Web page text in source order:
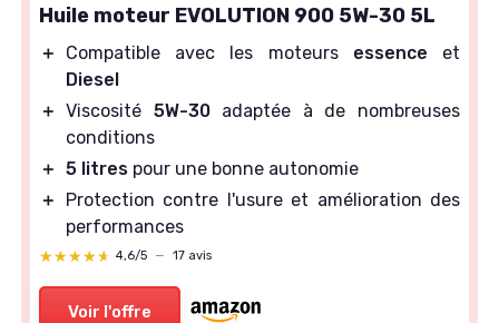
Huile moteur EVOLUTION 900 5W-30 5L
＋ Compatible avec les moteurs essence et
Diesel
＋ Viscosité 5W-30adaptée à de nombreuses
conditions
＋ 5 litres pour une bonne autonomie
＋
Protection contre l'usure et amélioration des
performances
★★★★★
★★★★★ 4,6/5 — 17 avis
Voir l'offre